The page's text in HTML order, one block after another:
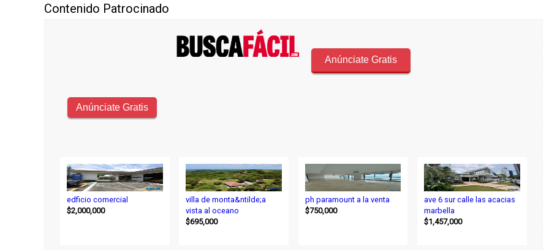
Contenido Patrocinado
edficio comercial
$2,000,000
villa de monta&ntilde;a
vista al oceano
$695,000
ph paramount a la venta
$750,000
ave 6 sur calle las acacias
marbella
$1,457,000